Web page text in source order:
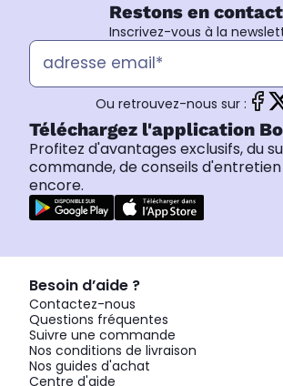
Restons en
Inscrivez-vous à la
Ou retrouvez-nous sur :
Téléchargez l'application
Profitez d'avantages exclusifs, du
commande, de conseils
encore.
Besoin d’aide ?
Contactez-nous
Questions fréquentes
Suivre une commande
Nos conditions de livraison
Nos guides d'achat
Centre d'aide